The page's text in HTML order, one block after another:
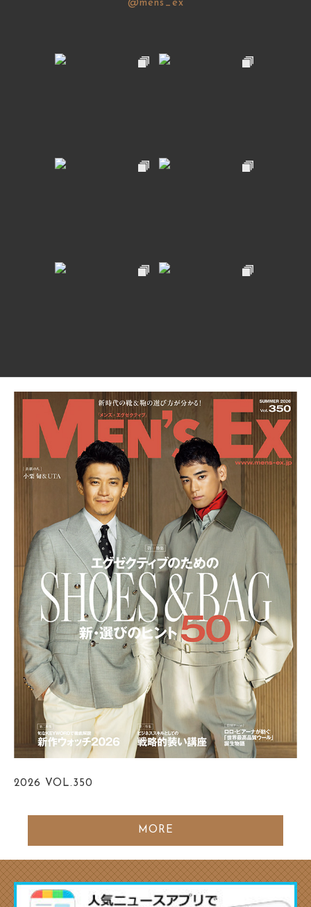
@mens_ex
2026 VOL.350
MORE